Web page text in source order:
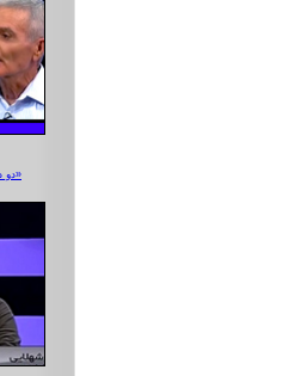
دو دیواره‌نورد فرانسوی و «ابراهیم نوتاش»